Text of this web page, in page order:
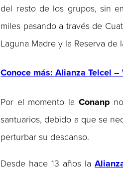
del resto de los grupos, sin
miles pasando a través de
Laguna Madre y la Reserva de
Conoce más: Alianza Telcel
Por el momento la Conanp
santuarios, debido a que se
perturbar su descanso.
Desde hace 13 años la